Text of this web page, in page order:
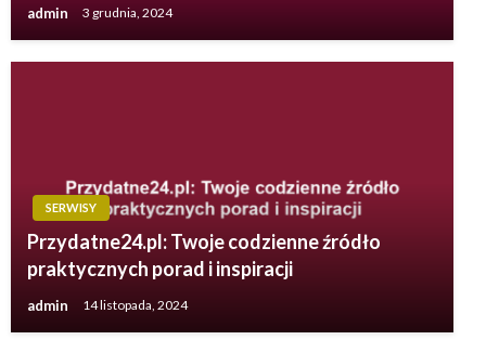
admin 3 grudnia, 2024
SERWISY
Przydatne24.pl: Twoje codzienne źródło
praktycznych porad i inspiracji
admin 14 listopada, 2024